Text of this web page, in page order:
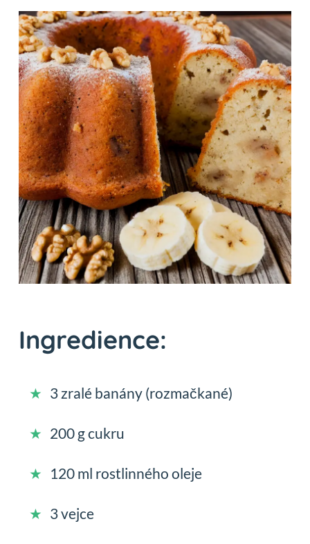
Ingredience:
3 zralé banány (rozmačkané)
200 g cukru
120 ml rostlinného oleje
3 vejce